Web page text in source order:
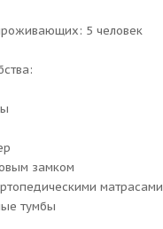
5 человек
замком
матрасами
тумбы